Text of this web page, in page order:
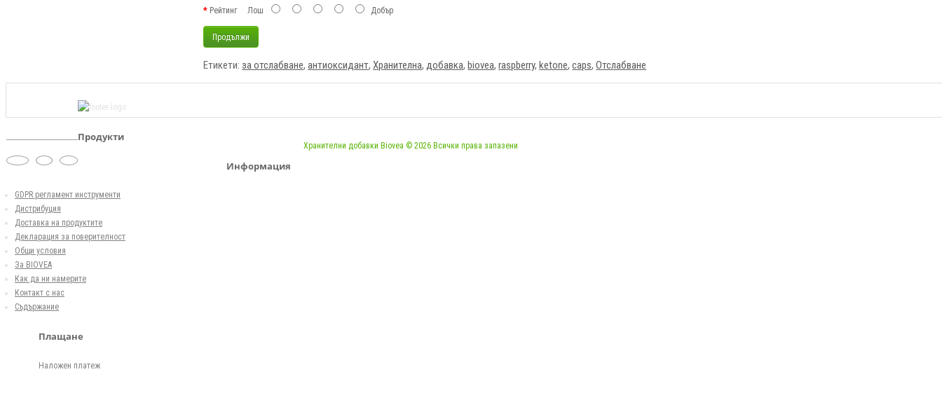
РейтингЛош Добър
Продължи
Етикети: за отслабване,антиоксидант,Хранителна,добавка,biovea,raspberry,ketone,caps,Отслабване
Продукти
Информация
GDPR регламент инструменти
Дистрибуция
Доставка на продуктите
Декларация за поверителност
Общи условия
За BIOVEA
Как да ни намерите
Контакт с нас
Съдържание
Плащане
Наложен платеж
Хранителни добавки Biovea © 2026 Всички права запазени